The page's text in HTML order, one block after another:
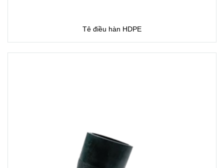
Tê điều hàn HDPE